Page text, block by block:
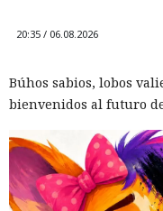
20:35 / 06.08.2026
Búhos sabios, lobos
bienvenidos al futuro